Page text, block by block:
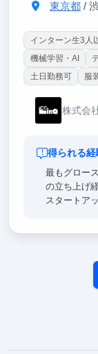
東京都/
インターン生3人
機械学習・AI
土日勤務可
服
株式会
得られる
最もグロー
の立ち上げ
スタートア